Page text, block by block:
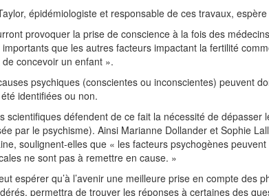
épidémiologiste et responsable de ces travaux,
provoquer la prise de conscience à la fois des
que les autres facteurs impactant la fertilité
de concevoir un enfant ».
psychiques (conscientes ou inconscientes) peuvent
identifiées ou non.
scientifiques défendent de ce fait la nécessité de dépasser
par le psychisme). Ainsi Marianne Dollander et Sophie
soulignent-elles que « les facteurs psychogènes
ne sont pas à remettre en cause. »
espérer qu’à l’avenir une meilleure prise en compte des
permettra de trouver les réponses à certaines des